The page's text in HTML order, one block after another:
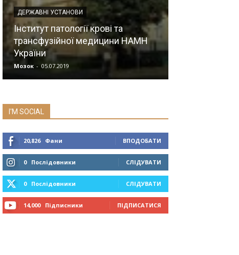
ДЕРЖАВНІ УСТАНОВИ
Інститут патології крові та
трансфузійної медицини НАМН
України
Мозок - 05.07.2019
I'M SOCIAL
20,826 Фани ВПОДОБАТИ
0 Послідовники СЛІДУВАТИ
0 Послідовники СЛІДУВАТИ
14,000 Підписники ПІДПИСАТИСЯ